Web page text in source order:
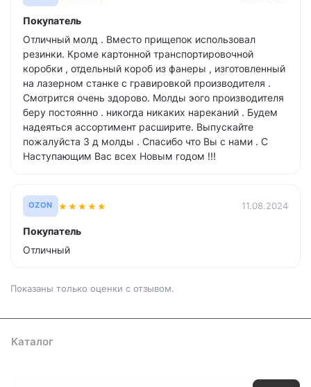
Покупатель
Отличный молд . Вместо прищепок использовал
резинки. Кроме картонной транспортировочной
коробки , отдельный короб из фанеры , изготовленный
на лазерном станке с гравировкой производителя .
Смотрится очень здорово. Молды эого производителя
беру постоянно . никогда никаких нареканий . Будем
надеяться ассортимент расширите. Выпускайте
пожалуйста 3 д молды . Спасибо что Вы с нами . С
Наступающим Вас всех Новым годом !!!
OZON ★★★★★ 11.08.2024
Покупатель
Отличный
Показаны только оценки с отзывом.
Каталог